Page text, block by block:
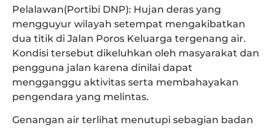
Pelalawan(Portibi DNP): Hujan deras yang
mengguyur wilayah setempat mengakibatkan
dua titik di Jalan Poros Keluarga tergenang air.
Kondisi tersebut dikeluhkan oleh masyarakat dan
pengguna jalan karena dinilai dapat
mengganggu aktivitas serta membahayakan
pengendara yang melintas.
Genangan air terlihat menutupi sebagian badan